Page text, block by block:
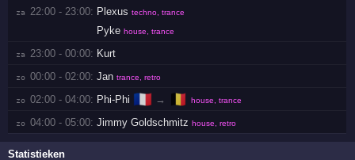
za 22:00 - 23:00: Plexus techno, trance
Pyke house, trance
za 23:00 - 00:00: Kurt
zo 00:00 - 02:00: Jan trance, retro
zo 02:00 - 04:00: Phi-Phi 🇫🇷 → 🇧🇪 house, trance
zo 04:00 - 05:00: Jimmy Goldschmitz house, retro
Statistieken